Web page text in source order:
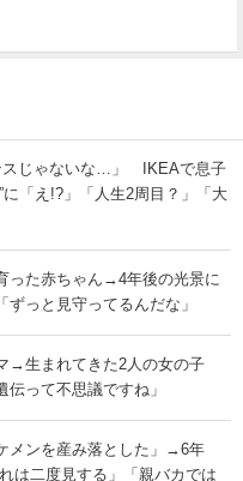
スじゃないな…」 IKEAで息子
に「え!?」「人生2周目？」「大
った赤ちゃん→4年後の光景に
ずっと見守ってるんだな」
→生まれてきた2人の女の子
って不思議ですね」
メンを産み落とした」→6年
二度見する」「親バカでは